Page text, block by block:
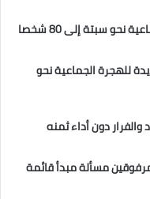
سبتة إلى 80 شخصا
للهجرة الجماعية نحو
دون أداء ثمنه
مسألة مبدأ قائمة